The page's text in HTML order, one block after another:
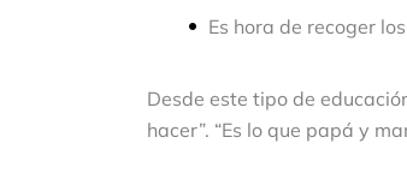
Es hora de recoger
Desde este tipo de
hacer”. “Es lo que papá y